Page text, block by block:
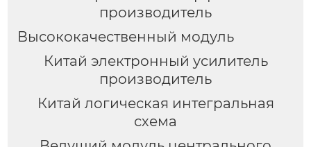
производитель
Высококачественный модуль
Китай электронный усилитель
производитель
Китай логическая интегральная
схема